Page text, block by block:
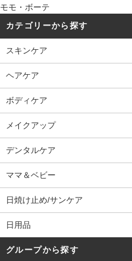
モモ・ボーテ
カテゴリーから探す
スキンケア
ヘアケア
ボディケア
メイクアップ
デンタルケア
ママ＆ベビー
日焼け止め/サンケア
日用品
グループから探す